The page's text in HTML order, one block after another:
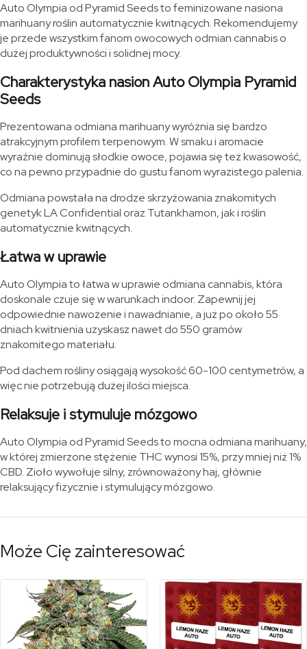
Auto Olympia od Pyramid Seeds to feminizowane nasiona
marihuany roślin automatycznie kwitnących. Rekomendujemy
je przede wszystkim fanom owocowych odmian cannabis o
dużej produktywności i solidnej mocy.
Charakterystyka nasion Auto Olympia Pyramid
Seeds
Prezentowana odmiana marihuany wyróżnia się bardzo
atrakcyjnym profilem terpenowym. W smaku i aromacie
wyraźnie dominują słodkie owoce, pojawia się też kwasowość,
co na pewno przypadnie do gustu fanom wyrazistego palenia.
Odmiana powstała na drodze skrzyżowania znakomitych
genetyk LA Confidential oraz Tutankhamon, jak i roślin
automatycznie kwitnących.
Łatwa w uprawie
Auto Olympia to łatwa w uprawie odmiana cannabis, która
doskonale czuje się w warunkach indoor. Zapewnij jej
odpowiednie nawożenie i nawadnianie, a już po około 55
dniach kwitnienia uzyskasz nawet do 550 gramów
znakomitego materiału.
Pod dachem rośliny osiągają wysokość 60-100 centymetrów, a
więc nie potrzebują dużej ilości miejsca.
Relaksuje i stymuluje mózgowo
Auto Olympia od Pyramid Seeds to mocna odmiana marihuany,
w której zmierzone stężenie THC wynosi 15%, przy mniej niż 1%
CBD. Zioło wywołuje silny, zrównoważony haj, głównie
relaksujący fizycznie i stymulujący mózgowo.
Może Cię zainteresować